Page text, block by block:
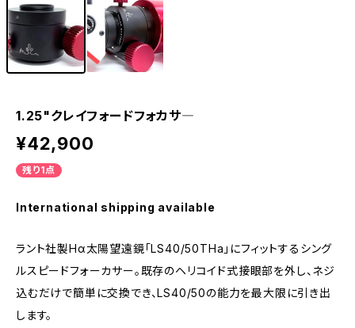
1.25"クレイフォードフォカサ―
¥42,900
残り1点
International shipping available
ラント社製Hα太陽望遠鏡「LS40/50THa」にフィットするシング
ルスピードフォーカサー。既存のヘリコイド式接眼部を外し、ネジ
込むだけで簡単に交換でき、LS40/50の能力を最大限に引き出
します。